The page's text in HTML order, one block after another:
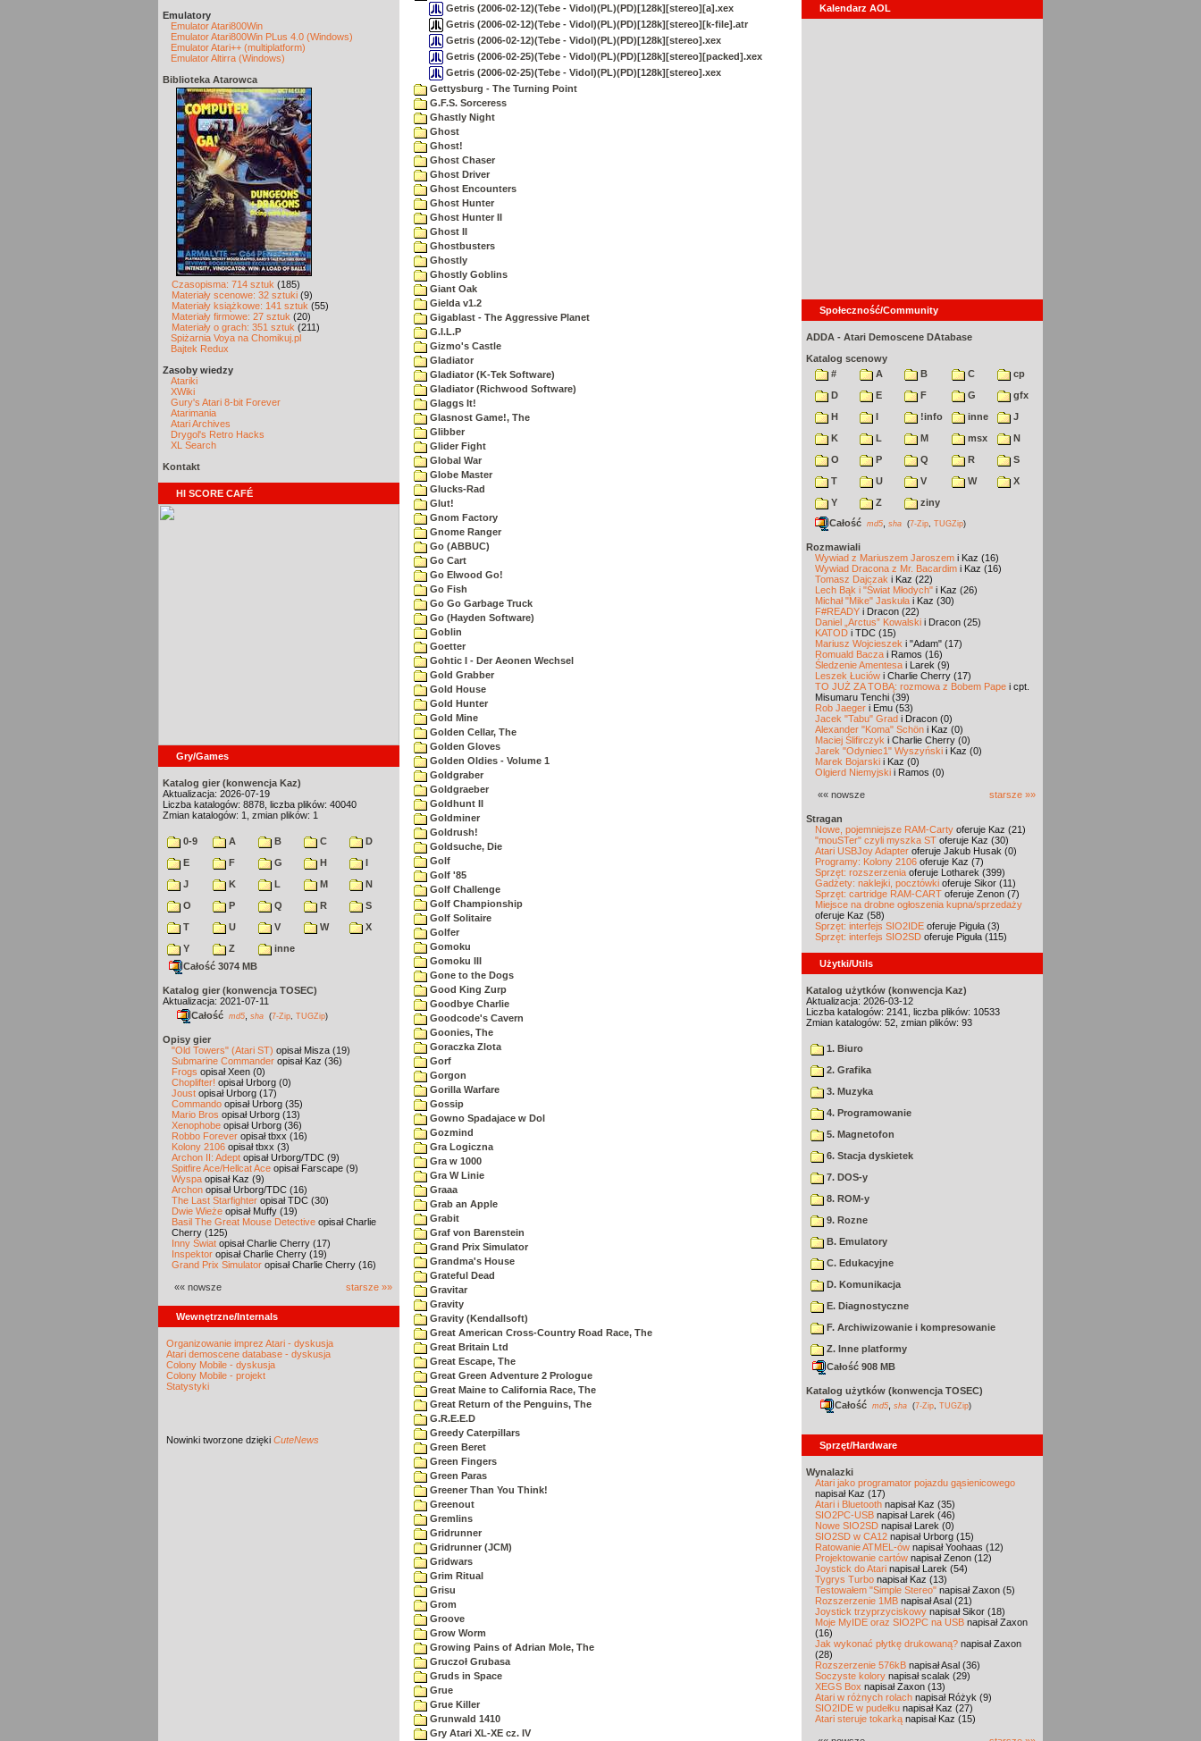
Emulatory
Emulator Atari800Win
Emulator Atari800Win PLus 4.0 (Windows)
Emulator Atari++ (multiplatform)
Emulator Altirra (Windows)
Biblioteka Atarowca
Czasopisma: 714 sztuk (185)
Materiały scenowe: 32 sztuki (9)
Materiały książkowe: 141 sztuk (55)
Materiały firmowe: 27 sztuk (20)
Materiały o grach: 351 sztuk (211)
Spiżarnia Voya na Chomikuj.pl
Bajtek Redux
Zasoby wiedzy
Atariki
XWiki
Gury's Atari 8-bit Forever
Atarimania
Atari Archives
Drygol's Retro Hacks
XL Search
Kontakt
HI SCORE CAFÉ
Gry/Games
Katalog gier (konwencja Kaz)
Aktualizacja: 2026-07-19
Liczba katalogów: 8878, liczba plików: 40040
Zmian katalogów: 1, zmian plików: 1
0-9 A B C
D
E
F G H
I
J
K L M
N
O
P Q R
S
T
U V W
X
Y
Z
inne
Całość 3074 MB
Katalog gier (konwencja TOSEC)
Aktualizacja: 2021-07-11
Całość md5 sha (7-Zip TUGZip)
Opisy gier
"Old Towers" (Atari ST) opisał Misza (19)
Submarine Commander opisał Kaz (36)
Frogs opisał Xeen (0)
Choplifter! opisał Urborg (0)
Joust opisał Urborg (17)
Commando opisał Urborg (35)
Mario Bros opisał Urborg (13)
Xenophobe opisał Urborg (36)
Robbo Forever opisał tbxx (16)
Kolony 2106 opisał tbxx (3)
Archon II: Adept opisał Urborg/TDC (9)
Spitfire Ace/Hellcat Ace opisał Farscape (9)
Wyspa opisał Kaz (9)
Archon opisał Urborg/TDC (16)
The Last Starfighter opisał TDC (30)
Dwie Wieże opisał Muffy (19)
Basil The Great Mouse Detective opisał Charlie
Cherry (125)
Inny Świat opisał Charlie Cherry (17)
Inspektor opisał Charlie Cherry (19)
Grand Prix Simulator opisał Charlie Cherry (16)
«« nowsze starsze »»
Wewnętrzne/Internals
Organizowanie imprez Atari - dyskusja
Atari demoscene database - dyskusja
Colony Mobile - dyskusja
Colony Mobile - projekt
Statystyki
Nowinki tworzone dzięki CuteNews
Getris (2006-02-12)(Tebe - Vidol)(PL)(PD)[128k][stereo][a].xex
Getris (2006-02-12)(Tebe - Vidol)(PL)(PD)[128k][stereo][k-file].atr
Getris (2006-02-12)(Tebe - Vidol)(PL)(PD)[128k][stereo].xex
Getris (2006-02-25)(Tebe - Vidol)(PL)(PD)[128k][stereo][packed].xex
Getris (2006-02-25)(Tebe - Vidol)(PL)(PD)[128k][stereo].xex
Gettysburg - The Turning Point
G.F.S. Sorceress
Ghastly Night
Ghost
Ghost!
Ghost Chaser
Ghost Driver
Ghost Encounters
Ghost Hunter
Ghost Hunter II
Ghost II
Ghostbusters
Ghostly
Ghostly Goblins
Giant Oak
Gielda v1.2
Gigablast - The Aggressive Planet
G.I.L.P
Gizmo's Castle
Gladiator
Gladiator (K-Tek Software)
Gladiator (Richwood Software)
Glaggs It!
Glasnost Game!, The
Glibber
Glider Fight
Global War
Globe Master
Glucks-Rad
Glut!
Gnom Factory
Gnome Ranger
Go (ABBUC)
Go Cart
Go Elwood Go!
Go Fish
Go Go Garbage Truck
Go (Hayden Software)
Goblin
Goetter
Gohtic I - Der Aeonen Wechsel
Gold Grabber
Gold House
Gold Hunter
Gold Mine
Golden Cellar, The
Golden Gloves
Golden Oldies - Volume 1
Goldgraber
Goldgraeber
Goldhunt II
Goldminer
Goldrush!
Goldsuche, Die
Golf
Golf '85
Golf Challenge
Golf Championship
Golf Solitaire
Golfer
Gomoku
Gomoku III
Gone to the Dogs
Good King Zurp
Goodbye Charlie
Goodcode's Cavern
Goonies, The
Goraczka Zlota
Gorf
Gorgon
Gorilla Warfare
Gossip
Gowno Spadajace w Dol
Gozmind
Gra Logiczna
Gra w 1000
Gra W Linie
Graaa
Grab an Apple
Grabit
Graf von Barenstein
Grand Prix Simulator
Grandma's House
Grateful Dead
Gravitar
Gravity
Gravity (Kendallsoft)
Great American Cross-Country Road Race, The
Great Britain Ltd
Great Escape, The
Great Green Adventure 2 Prologue
Great Maine to California Race, The
Great Return of the Penguins, The
G.R.E.E.D
Greedy Caterpillars
Green Beret
Green Fingers
Green Paras
Greener Than You Think!
Greenout
Gremlins
Gridrunner
Gridrunner (JCM)
Gridwars
Grim Ritual
Grisu
Grom
Groove
Grow Worm
Growing Pains of Adrian Mole, The
Gruczoł Grubasa
Gruds in Space
Grue
Grue Killer
Grunwald 1410
Gry Atari XL-XE cz. IV
Kalendarz AOL
Społeczność/Community
ADDA - Atari Demoscene DAtabase
Katalog scenowy
#
A B C
cp
D
E F G
gfx
H
I !info inne
J
K
L M msx
N
O
P Q R
S
T
U V W
X
Y
Z
ziny
Całość md5 sha (7-Zip TUGZip)
Rozmawiali
Wywiad z Mariuszem Jaroszem i Kaz (16)
Wywiad Dracona z Mr. Bacardim i Kaz (16)
Tomasz Dajczak i Kaz (22)
Lech Bąk i "Świat Młodych" i Kaz (26)
Michał "Mike" Jaskuła i Kaz (30)
F#READY i Dracon (22)
Daniel „Arctus” Kowalski i Dracon (25)
KATOD i TDC (15)
Mariusz Wojcieszek i "Adam" (17)
Romuald Bacza i Ramos (16)
Śledzenie Amentesa i Larek (9)
Leszek Łuciów i Charlie Cherry (17)
TO JUŻ ZA TOBĄ: rozmowa z Bobem Pape i cpt.
Misumaru Tenchi (39)
Rob Jaeger i Emu (53)
Jacek "Tabu" Grad i Dracon (0)
Alexander "Koma" Schön i Kaz (0)
Maciej Ślifirczyk i Charlie Cherry (0)
Jarek "Odyniec1" Wyszyński i Kaz (0)
Marek Bojarski i Kaz (0)
Olgierd Niemyjski i Ramos (0)
«« nowsze starsze »»
Stragan
Nowe, pojemniejsze RAM-Carty oferuje Kaz (21)
"mouSTer" czyli myszka ST oferuje Kaz (30)
Atari USBJoy Adapter oferuje Jakub Husak (0)
Programy: Kolony 2106 oferuje Kaz (7)
Sprzęt: rozszerzenia oferuje Lotharek (399)
Gadżety: naklejki, pocztówki oferuje Sikor (11)
Sprzęt: cartridge RAM-CART oferuje Zenon (7)
Miejsce na drobne ogłoszenia kupna/sprzedaży
oferuje Kaz (58)
Sprzęt: interfejs SIO2IDE oferuje Piguła (3)
Sprzęt: interfejs SIO2SD oferuje Piguła (115)
Użytki/Utils
Katalog użytków (konwencja Kaz)
Aktualizacja: 2026-03-12
Liczba katalogów: 2141, liczba plików: 10533
Zmian katalogów: 52, zmian plików: 93
1. Biuro
2. Grafika
3. Muzyka
4. Programowanie
5. Magnetofon
6. Stacja dyskietek
7. DOS-y
8. ROM-y
9. Rozne
B. Emulatory
C. Edukacyjne
D. Komunikacja
E. Diagnostyczne
F. Archiwizowanie i kompresowanie
Z. Inne platformy
Całość 908 MB
Katalog użytków (konwencja TOSEC)
Całość md5 sha (7-Zip TUGZip)
Sprzęt/Hardware
Wynalazki
Atari jako programator pojazdu gąsienicowego
napisał Kaz (17)
Atari i Bluetooth napisał Kaz (35)
SIO2PC-USB napisał Larek (46)
Nowe SIO2SD napisał Larek (0)
SIO2SD w CA12 napisał Urborg (15)
Ratowanie ATMEL-ów napisał Yoohaas (12)
Projektowanie cartów napisał Zenon (12)
Joystick do Atari napisał Larek (54)
Tygrys Turbo napisał Kaz (13)
Testowałem "Simple Stereo" napisał Zaxon (5)
Rozszerzenie 1MB napisał Asal (21)
Joystick trzyprzyciskowy napisał Sikor (18)
Moje MyIDE oraz SIO2PC na USB napisał Zaxon
(16)
Jak wykonać płytkę drukowaną? napisał Zaxon
(28)
Rozszerzenie 576kB napisał Asal (36)
Soczyste kolory napisał scalak (29)
XEGS Box napisał Zaxon (13)
Atari w różnych rolach napisał Różyk (9)
SIO2IDE w pudełku napisał Kaz (27)
Atari steruje tokarką napisał Kaz (15)